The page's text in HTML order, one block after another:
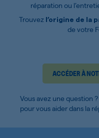
réparation ou
Trouvez l’origine de la
de votre
ACCÉDER À
Vous avez une question ?
pour vous aider dans la